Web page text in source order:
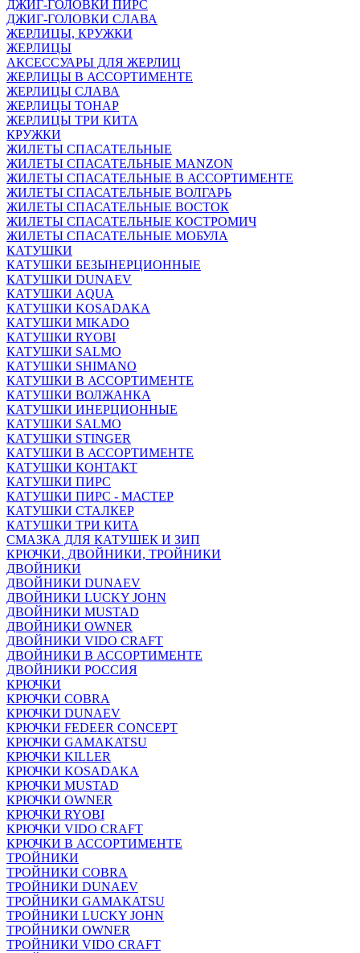
ДЖИГ-ГОЛОВКИ ПИРС
ДЖИГ-ГОЛОВКИ СЛАВА
ЖЕРЛИЦЫ, КРУЖКИ
ЖЕРЛИЦЫ
АКСЕССУАРЫ ДЛЯ ЖЕРЛИЦ
ЖЕРЛИЦЫ В АССОРТИМЕНТЕ
ЖЕРЛИЦЫ СЛАВА
ЖЕРЛИЦЫ ТОНАР
ЖЕРЛИЦЫ ТРИ КИТА
КРУЖКИ
ЖИЛЕТЫ СПАСАТЕЛЬНЫЕ
ЖИЛЕТЫ СПАСАТЕЛЬНЫЕ MANZON
ЖИЛЕТЫ СПАСАТЕЛЬНЫЕ В АССОРТИМЕНТЕ
ЖИЛЕТЫ СПАСАТЕЛЬНЫЕ ВОЛГАРЬ
ЖИЛЕТЫ СПАСАТЕЛЬНЫЕ ВОСТОК
ЖИЛЕТЫ СПАСАТЕЛЬНЫЕ КОСТРОМИЧ
ЖИЛЕТЫ СПАСАТЕЛЬНЫЕ МОБУЛА
КАТУШКИ
КАТУШКИ БЕЗЫНЕРЦИОННЫЕ
КАТУШКИ DUNAEV
КАТУШКИ AQUA
КАТУШКИ KOSADAKA
КАТУШКИ MIKADO
КАТУШКИ RYOBI
КАТУШКИ SALMO
КАТУШКИ SHIMANO
КАТУШКИ В АССОРТИМЕНТЕ
КАТУШКИ ВОЛЖАНКА
КАТУШКИ ИНЕРЦИОННЫЕ
КАТУШКИ SALMO
КАТУШКИ STINGER
КАТУШКИ В АССОРТИМЕНТЕ
КАТУШКИ КОНТАКТ
КАТУШКИ ПИРС
КАТУШКИ ПИРС - МАСТЕР
КАТУШКИ СТАЛКЕР
КАТУШКИ ТРИ КИТА
СМАЗКА ДЛЯ КАТУШЕК И ЗИП
КРЮЧКИ, ДВОЙНИКИ, ТРОЙНИКИ
ДВОЙНИКИ
ДВОЙНИКИ DUNAEV
ДВОЙНИКИ LUCKY JOHN
ДВОЙНИКИ MUSTAD
ДВОЙНИКИ OWNER
ДВОЙНИКИ VIDO CRAFT
ДВОЙНИКИ В АССОРТИМЕНТЕ
ДВОЙНИКИ РОССИЯ
КРЮЧКИ
КРЮЧКИ COBRA
КРЮЧКИ DUNAEV
КРЮЧКИ FEDEER CONCEPT
КРЮЧКИ GAMAKATSU
КРЮЧКИ KILLER
КРЮЧКИ KOSADAKA
КРЮЧКИ MUSTAD
КРЮЧКИ OWNER
КРЮЧКИ RYOBI
КРЮЧКИ VIDO CRAFT
КРЮЧКИ В АССОРТИМЕНТЕ
ТРОЙНИКИ
ТРОЙНИКИ COBRA
ТРОЙНИКИ DUNAEV
ТРОЙНИКИ GAMAKATSU
ТРОЙНИКИ LUCKY JOHN
ТРОЙНИКИ OWNER
ТРОЙНИКИ VIDO CRAFT